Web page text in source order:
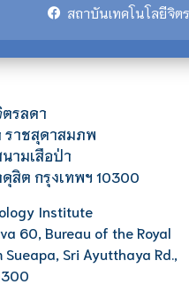
สถาบันเทคโนโลยีจิต
ตรลดา
ราชสุดาสมภพ
ามเสือป่า
สิต กรุงเทพฯ 10300
Institute
60, Bureau of the Royal
Sri Ayutthaya Rd.,